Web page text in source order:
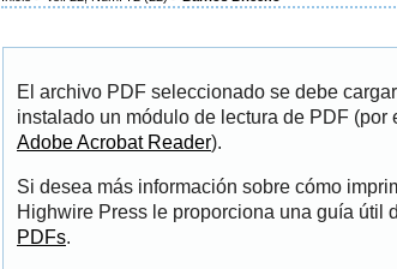
El archivo PDF seleccionado se debe
instalado un módulo de lectura de PDF
Adobe Acrobat Reader).
Si desea más información sobre cómo
Highwire Press le proporciona una guía útil
PDFs.